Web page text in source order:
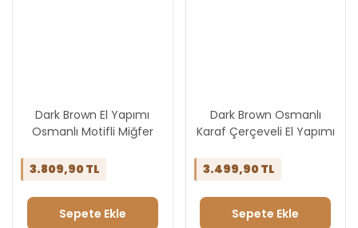
Dark Brown El Yapımı
Osmanlı Motifli Miğfer
36'lı
3.809,90 TL
Sepete Ekle
Dark Brown Osmanlı
Karaf Çerçeveli El Yapımı
Kutusu
3.499,90 TL
Sepete Ekle